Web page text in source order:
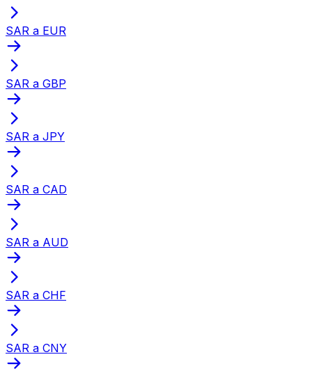
SAR a EUR
SAR a GBP
SAR a JPY
SAR a CAD
SAR a AUD
SAR a CHF
SAR a CNY